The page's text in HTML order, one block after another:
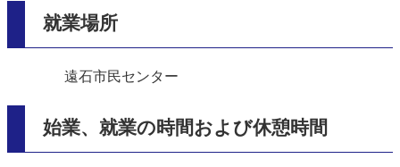
就業場所
遠石市民センター
始業、就業の時間および休憩時間